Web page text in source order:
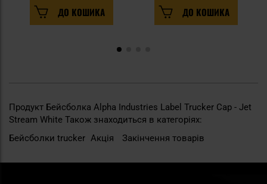
ДО КОШИКА ДО КОШИКА
Продукт Бейсболка Alpha Industries Label Trucker Cap - Jet
Stream White Також знаходиться в категоріях:
Бейсболки trucker Акція Закінчення товарів